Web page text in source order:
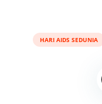
HARI AIDS SEDUNIA